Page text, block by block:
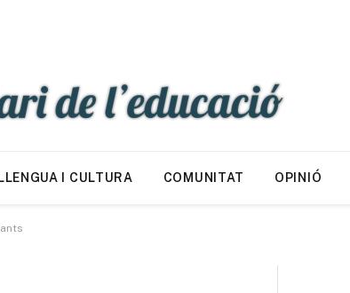
LLENGUA I CULTURA COMUNITAT OPINIÓ